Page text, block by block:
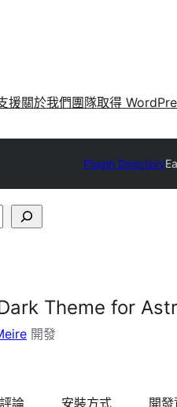
援關於我們 團隊取得
Plugin Directory
Theme for
開發
論 安裝方式 開